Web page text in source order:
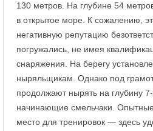
130 метров. На глубине 54
в открытое море. К сожалению,
негативную репутацию
погружались, не имея
снаряжения. На берегу
ныряльщикам. Однако под
продолжают нырять на глубину
начинающие смельчаки.
место для тренировок — здесь